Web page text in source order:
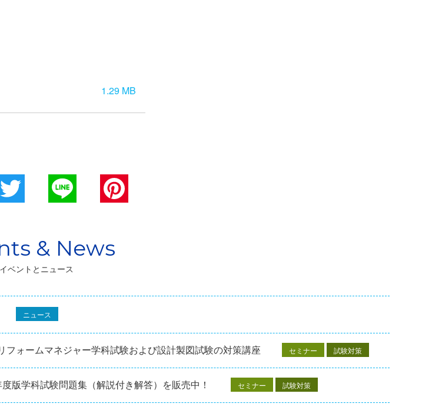
1.29 MB
イベントとニュース
ニュース
フォームマネジャー学科試験および設計製図試験の対策講座 セミナー 試験対策
版学科試験問題集（解説付き解答）を販売中！ セミナー 試験対策